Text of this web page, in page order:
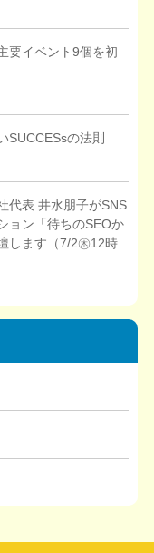
要イベント9個を初
SUCCESsの法則
代表 井水朋子がSNS
ョン「待ちのSEOか
します（7/2㊍12時